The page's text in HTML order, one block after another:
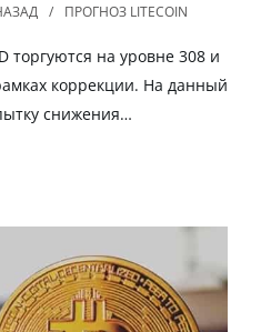
ПРОГНОЗ LITECOIN
торгуются на уровне 308 и
коррекции. На данный
снижения…